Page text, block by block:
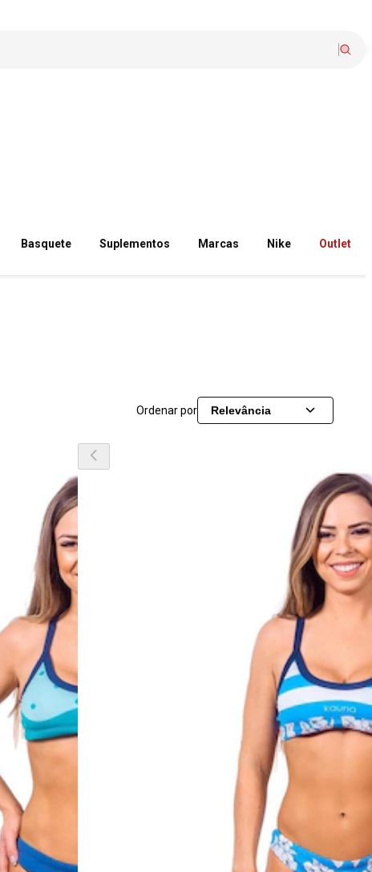
Basquete Suplementos Marcas Nike Outlet
Ordenar por Relevância